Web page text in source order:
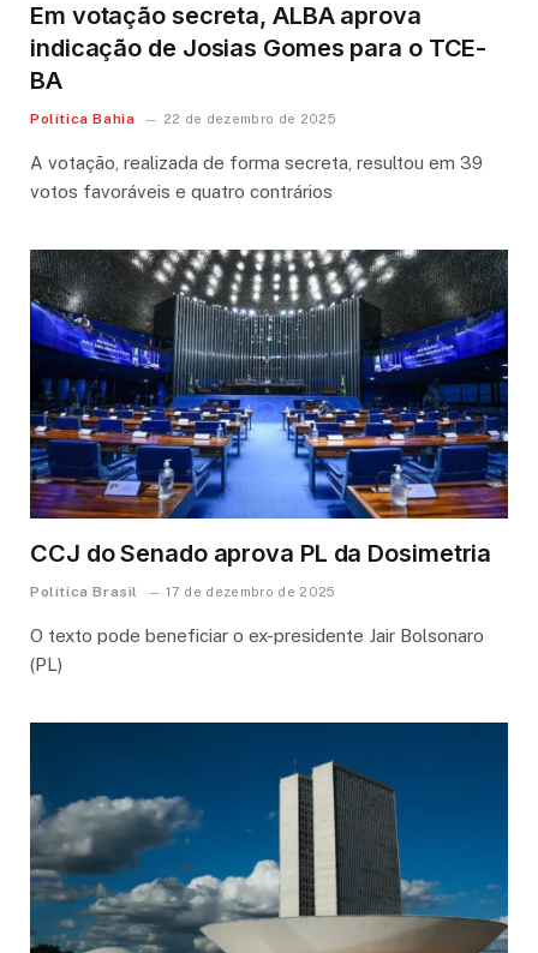
Em votação secreta, ALBA aprova
indicação de Josias Gomes para o TCE-
BA
Política Bahia 22 de dezembro de 2025
A votação, realizada de forma secreta, resultou em 39
votos favoráveis e quatro contrários
CCJ do Senado aprova PL da Dosimetria
Política Brasil 17 de dezembro de 2025
O texto pode beneficiar o ex-presidente Jair Bolsonaro
(PL)